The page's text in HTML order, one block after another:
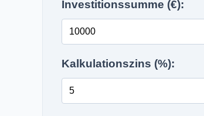
Investitionssumme (€):
Kalkulationszins (%):